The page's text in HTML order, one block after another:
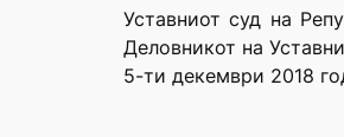
Уставниот суд на
Деловникот на
5-ти декември 2018